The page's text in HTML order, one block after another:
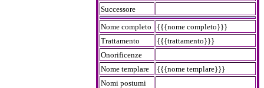
Successore
Nome completo
{{{nome completo}}}
Trattamento
{{{trattamento}}}
Onorificenze
Nome templare
{{{nome templare}}}
Nomi postumi